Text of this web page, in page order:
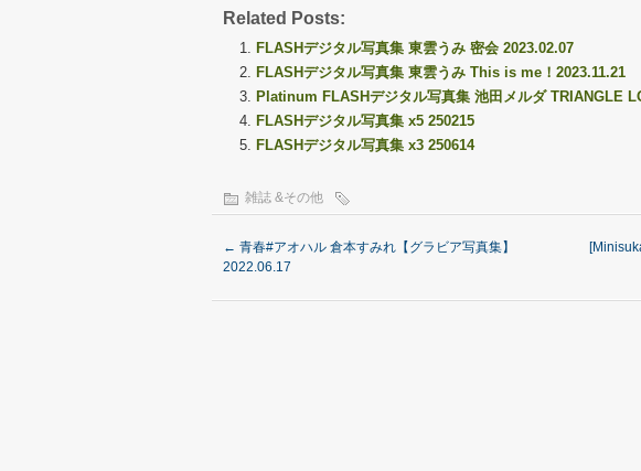
Related Posts:
FLASHデジタル写真集 東雲うみ 密会 2023.02.07
FLASHデジタル写真集 東雲うみ This is me！2023.11.21
Platinum FLASHデジタル写真集 池田メルダ TRIANGLE
FLASHデジタル写真集 x5 250215
FLASHデジタル写真集 x3 250614
雑誌 &その他
← 青春#アオハル 倉本すみれ【グラビア写真集】
2022.06.17